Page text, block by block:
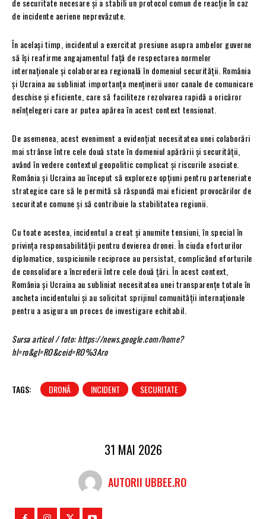
de securitate necesare și a stabili un protocol comun de reacție în caz
de incidente aeriene neprevăzute.
În același timp, incidentul a exercitat presiune asupra ambelor guverne
să își reafirme angajamentul față de respectarea normelor
internaționale și colaborarea regională în domeniul securității. România
și Ucraina au subliniat importanța menținerii unor canale de comunicare
deschise și eficiente, care să faciliteze rezolvarea rapidă a oricăror
neînțelegeri care ar putea apărea în acest context tensionat.
De asemenea, acest eveniment a evidențiat necesitatea unei colaborări
mai strânse între cele două state în domeniul apărării și securității,
având în vedere contextul geopolitic complicat și riscurile asociate.
România și Ucraina au început să exploreze opțiuni pentru parteneriate
strategice care să le permită să răspundă mai eficient provocărilor de
securitate comune și să contribuie la stabilitatea regiunii.
Cu toate acestea, incidentul a creat și anumite tensiuni, în special în
privința responsabilității pentru devierea dronei. În ciuda eforturilor
diplomatice, suspiciunile reciproce au persistat, complicând eforturile
de consolidare a încrederii între cele două țări. În acest context,
România și Ucraina au subliniat necesitatea unei transparențe totale în
ancheta incidentului și au solicitat sprijinul comunității internaționale
pentru a asigura un proces de investigare echitabil.
Sursa articol / foto: https://news.google.com/home?
hl=ro&gl=RO&ceid=RO%3Aro
TAGS: DRONĂ INCIDENT SECURITATE
31 MAI 2026
AUTORII UBBEE.RO